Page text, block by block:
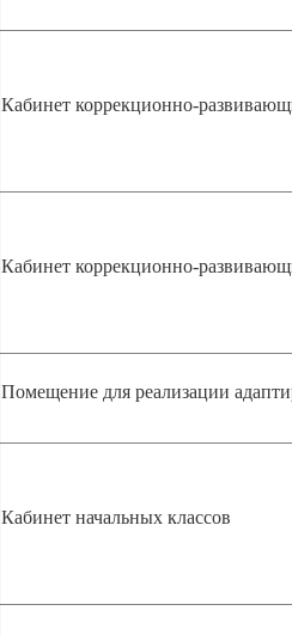
Кабинет коррекционно-
Кабинет коррекционно-
Помещение для реализации
Кабинет начальных классов